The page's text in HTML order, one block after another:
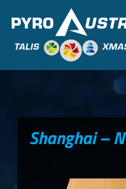
Shanghai –